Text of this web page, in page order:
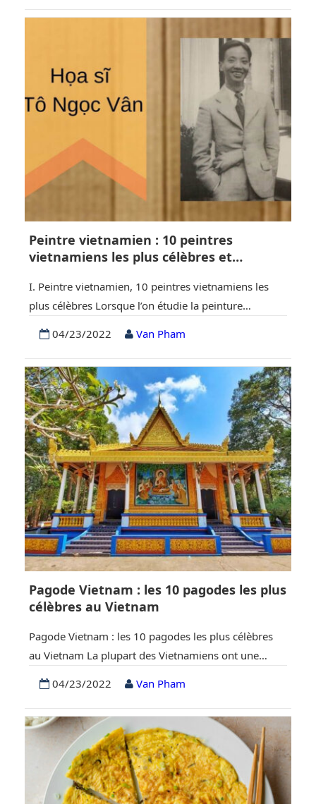
de nouilles de riz tendres. Tout est prêt en seulement
Peintre vietnamien : 10 peintres
vietnamiens les plus célèbres et
I. Peintre vietnamien, 10 peintres vietnamiens les
plus célèbres Lorsque l’on étudie la peinture
surpris par les nombreux chefs-d’œuvre créés par les
peintres du Vietnam. Ces auteurs ont été célèbres
non seulement dans le pays mais aussi dans le
monde entier. Qui sont-ils ? 1. Peintre Nguyen Gia…
04/23/2022 Van Pham
Pagode Vietnam : les 10 pagodes les plus
célèbres au Vietnam
Pagode Vietnam : les 10 pagodes les plus célèbres
au Vietnam La plupart des Vietnamiens ont une
d’autres le caodaïsme et d’autres encore le
bouddhisme. Chaque religion a le nom de son lieu
de culte particulier. Celui du catholicisme s’appelle
église (vietnamien : Nhà Thờ), celui du caodaïsme
s’appelle…
04/23/2022 Van Pham